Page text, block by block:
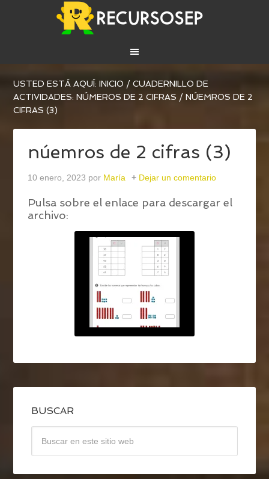
USTED ESTÁ AQUÍ:INICIO / CUADERNILLO DE
ACTIVIDADES: NÚMEROS DE 2 CIFRAS / NÚEMROS DE 2
CIFRAS (3)
núemros de 2 cifras (3)
10 enero, 2023 por María Dejar un comentario
Pulsa sobre el enlace para descargar el
archivo:
BUSCAR